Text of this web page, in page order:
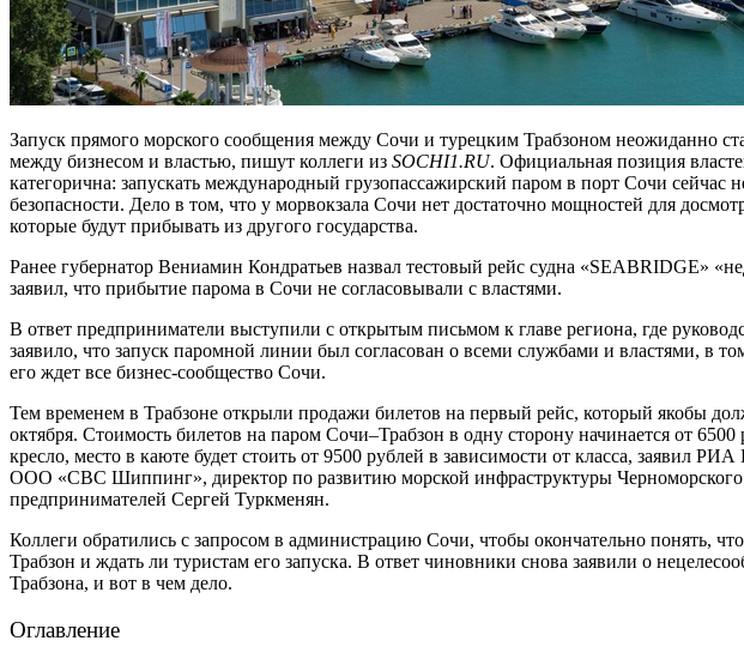
Запуск прямого морского сообщения между Сочи и турецким Трабзоном неожиданно
между бизнесом и властью, пишут коллеги из SOCHI1.RU. Официальная позиция
категорична: запускать международный грузопассажирский паром в порт Сочи сейчас
безопасности. Дело в том, что у морвокзала Сочи нет достаточно мощностей для
которые будут прибывать из другого государства.
Ранее губернатор Вениамин Кондратьев назвал тестовый рейс судна «SEABRIDGE»
заявил, что прибытие парома в Сочи не согласовывали с властями.
В ответ предприниматели выступили с открытым письмом к главе региона, где
заявило, что запуск паромной линии был согласован о всеми службами и властями, в
его ждет все бизнес-сообщество Сочи.
Тем временем в Трабзоне открыли продажи билетов на первый рейс, который якобы
октября. Стоимость билетов на паром Сочи–Трабзон в одну сторону начинается от 6500
кресло, место в каюте будет стоить от 9500 рублей в зависимости от класса, заявил
ООО «СВС Шиппинг», директор по развитию морской инфраструктуры
предпринимателей Сергей Туркменян.
Коллеги обратились с запросом в администрацию Сочи, чтобы окончательно понять,
Трабзон и ждать ли туристам его запуска. В ответ чиновники снова заявили о
Трабзона, и вот в чем дело.
Оглавление